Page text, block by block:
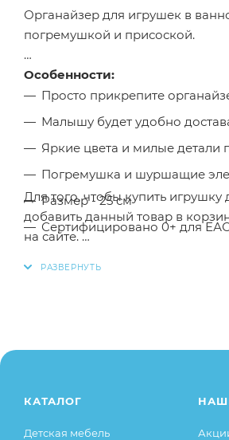
Органайзер для игрушек в
погремушкой и присоской.
Особенности:
Просто прикрепите
Малышу будет удобно
Яркие цвета и милые детали
Погремушка и шуршащие
Размер - 25 см
Сертифицировано 0+ для ЕАС
Для того, чтобы купить
добавить данный товар в
на сайте.
КАТАЛОГ
Детская мебель